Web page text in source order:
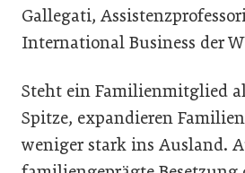
Gallegati,
International Business der
Steht ein Familienmitglied
Spitze, expandieren
weniger stark ins Ausland.